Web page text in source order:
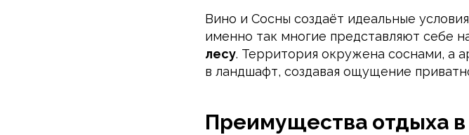
Вино и Сосны создаёт идеальные
именно так многие представляют себе
лесу. Территория окружена соснами, а
в ландшафт, создавая ощущение
Преимущества отдыха